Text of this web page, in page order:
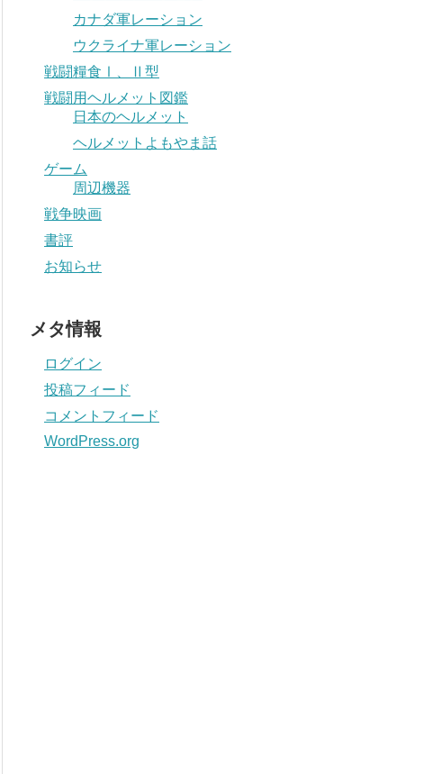
カナダ軍レーション
ウクライナ軍レーション
戦闘糧食Ⅰ、Ⅱ型
戦闘用ヘルメット図鑑
日本のヘルメット
ヘルメットよもやま話
ゲーム
周辺機器
戦争映画
書評
お知らせ
メタ情報
ログイン
投稿フィード
コメントフィード
WordPress.org